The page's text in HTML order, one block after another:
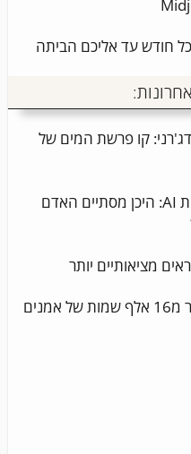
חודש עד אליכם הביתה
קו פרשת המים של
מאבק על זכויות יוצרים באומנות AI: היכן מסתיים האדם
הודלפה לרשת רשימה של יותר מ16 אלף שמות של אמנים